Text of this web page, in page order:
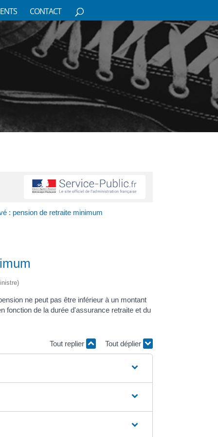
CONTACT
: pension de retraite minimum
ne peut pas être inférieur à un montant
fonction de la durée d'assurance retraite et du
Tout replier Tout déplier